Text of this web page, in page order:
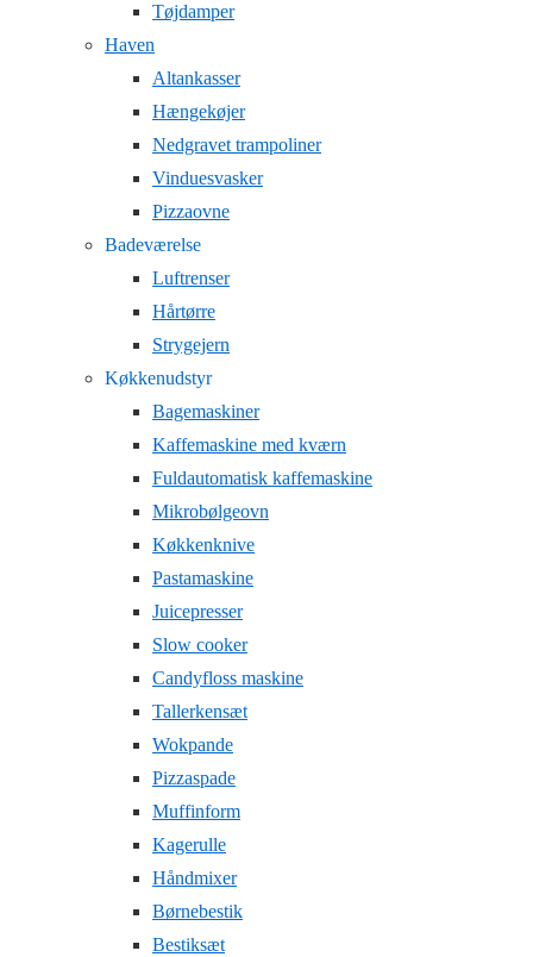
Tøjdamper
Haven
Altankasser
Hængekøjer
Nedgravet trampoliner
Vinduesvasker
Pizzaovne
Badeværelse
Luftrenser
Hårtørre
Strygejern
Køkkenudstyr
Bagemaskiner
Kaffemaskine med kværn
Fuldautomatisk kaffemaskine
Mikrobølgeovn
Køkkenknive
Pastamaskine
Juicepresser
Slow cooker
Candyfloss maskine
Tallerkensæt
Wokpande
Pizzaspade
Muffinform
Kagerulle
Håndmixer
Børnebestik
Bestiksæt